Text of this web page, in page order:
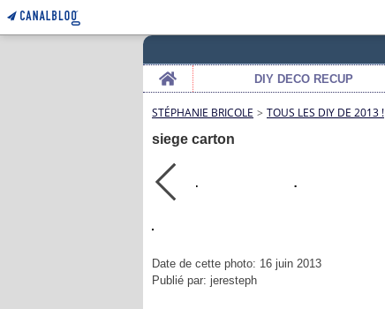
Home
DIY DECO RECUP
STÉPHANIE BRICOLE > TOUS LES DIY DE 2013 !
siege carton
Date de cette photo: 16 juin 2013
Publié par: jeresteph